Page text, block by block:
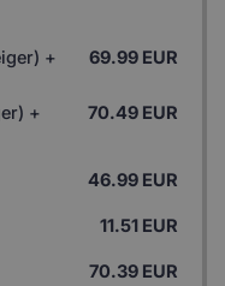
+
69.99 EUR
+
70.49 EUR
46.99 EUR
11.51 EUR
70.39 EUR